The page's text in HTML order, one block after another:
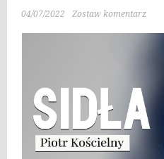
04/07/2022 Zostaw komentarz